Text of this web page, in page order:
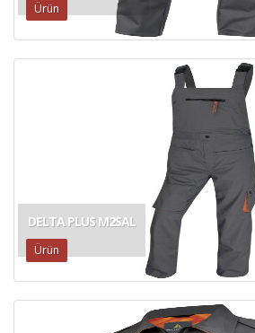
Ürün
DELTA PLUS M2SAL
Ürün